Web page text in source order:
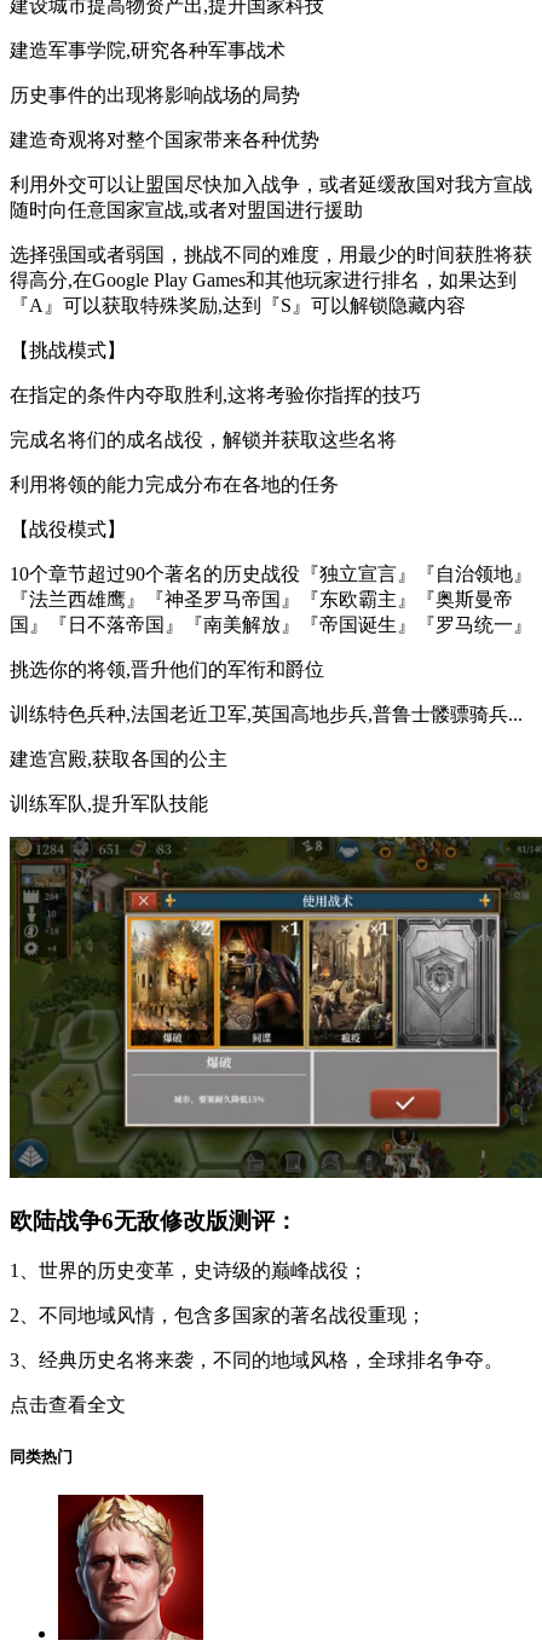
建设城市提高物资产出,提升国家科技
建造军事学院,研究各种军事战术
历史事件的出现将影响战场的局势
建造奇观将对整个国家带来各种优势
利用外交可以让盟国尽快加入战争，或者延缓敌国对我方宣战
随时向任意国家宣战,或者对盟国进行援助
选择强国或者弱国，挑战不同的难度，用最少的时间获胜将获
得高分,在Google Play Games和其他玩家进行排名，如果达到
『A』可以获取特殊奖励,达到『S』可以解锁隐藏内容
【挑战模式】
在指定的条件内夺取胜利,这将考验你指挥的技巧
完成名将们的成名战役，解锁并获取这些名将
利用将领的能力完成分布在各地的任务
【战役模式】
10个章节超过90个著名的历史战役『独立宣言』『自治领地』
『法兰西雄鹰』『神圣罗马帝国』『东欧霸主』『奥斯曼帝
国』『日不落帝国』『南美解放』『帝国诞生』『罗马统一』
挑选你的将领,晋升他们的军衔和爵位
训练特色兵种,法国老近卫军,英国高地步兵,普鲁士髅骠骑兵...
建造宫殿,获取各国的公主
训练军队,提升军队技能
欧陆战争6无敌修改版测评：
1、世界的历史变革，史诗级的巅峰战役；
2、不同地域风情，包含多国家的著名战役重现；
3、经典历史名将来袭，不同的地域风格，全球排名争夺。
点击查看全文
同类热门